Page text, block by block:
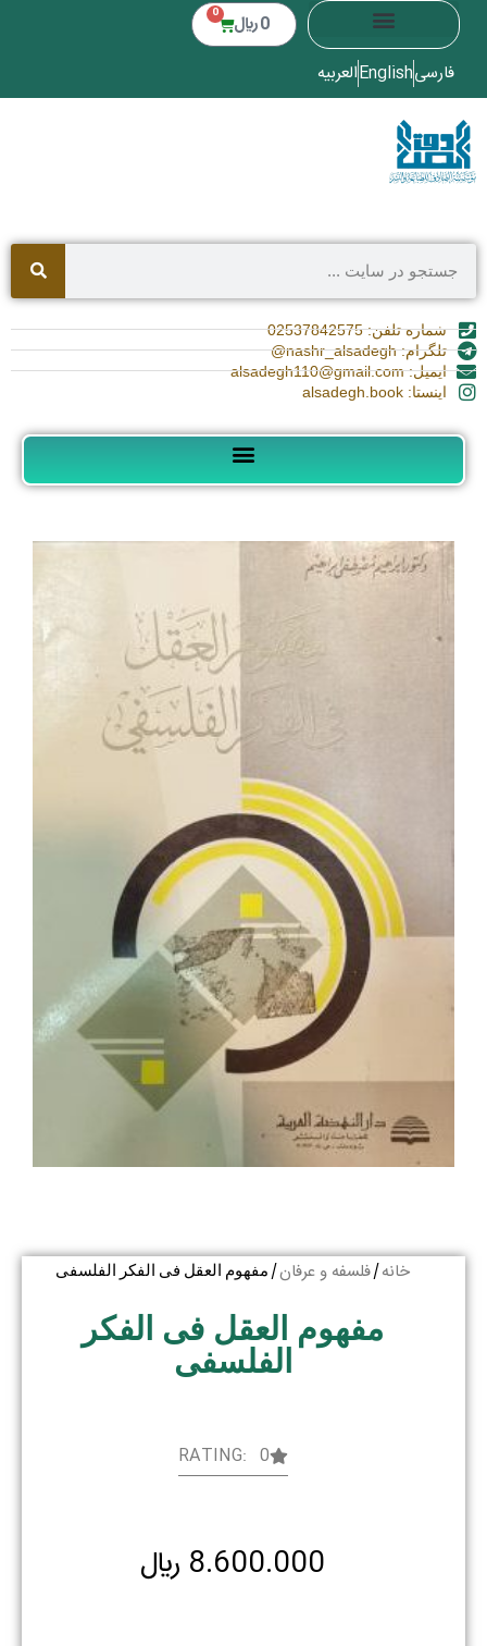
0 ﷼ 0
فارسیEnglishالعربیه
شماره تلفن: 02537842575
تلگرام: nashr_alsadegh@
ایمیل: alsadegh110@gmail.com
اینستا: alsadegh.book
خانه/ فلسفه و عرفان/ مفهوم العقل فی الفکر الفلسفی
مفهوم العقل فی الفکر
الفلسفی
RATING: 0
8.600.000 ﷼